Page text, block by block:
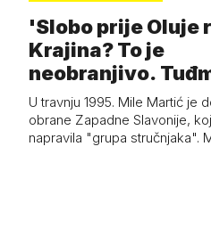
'Slobo prije Oluje
Krajina? To je
neobranjivo.
zvao Krivousti'
U travnju 1995. Mile Martić je
obrane Zapadne Slavonije,
napravila "grupa stručnjaka".